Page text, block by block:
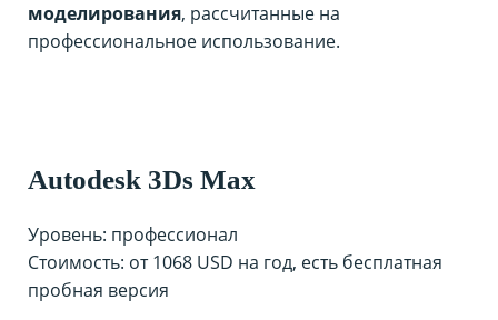
моделирования, рассчитанные на
профессиональное использование.
Autodesk 3Ds Max
Уровень: профессионал
Стоимость: от 1068 USD на год, есть бесплатная
пробная версия